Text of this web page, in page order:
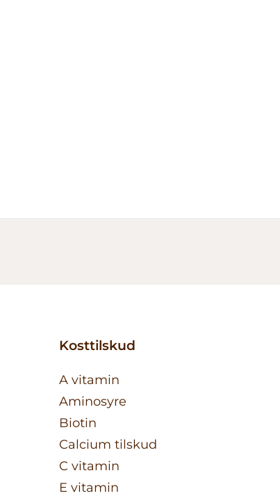
Kosttilskud
A vitamin
Aminosyre
Biotin
Calcium tilskud
C vitamin
E vitamin